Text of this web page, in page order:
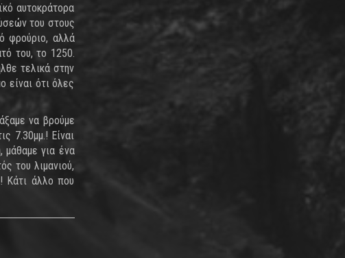
αυτοκράτορα
του στους
φρούριο, αλλά
του, το 1250.
τελικά στην
ότι όλες
να βρούμε
7.30μμ.! Είναι
για ένα
του λιμανιού,
Κάτι άλλο που